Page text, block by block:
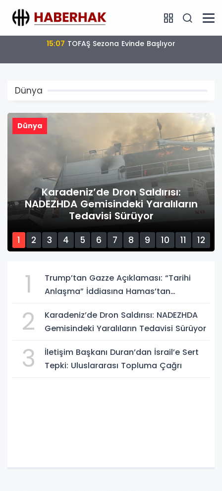
15:07 TOFAŞ Sezona Evinde Başlıyor
Dünya
Dünya
Karadeniz’de Dron Saldırısı:
NADEZHDA Gemisindeki Yaralıların
Tedavisi Sürüyor
1 2 3 4 5 6 7 8 9 10 11
12
1
Trump’tan Gazze Açıklaması: “Tarihi
Anlaşma” İddiasına Hamas’tan
2
Karadeniz’de Dron Saldırısı: NADEZHDA
Gemisindeki Yaralıların Tedavisi Sürüyor
3
İletişim Başkanı Duran’dan İsrail’e Sert
Tepki: Uluslararası Topluma Çağrı